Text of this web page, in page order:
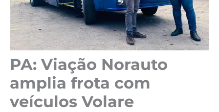
PA: Viação Norauto
amplia frota com
veículos Volare